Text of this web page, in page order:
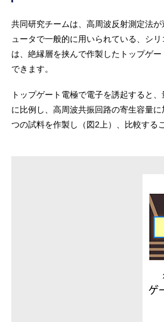
共同研究チームは、高周波反射測定法
ュータで一般的に用いられている、シ
は、絶縁層を挟んで作製したトップゲ
できます。
トップゲート電極で電子を誘起すると
に比例し、高周波共振回路の寄生容量
つの試料を作製し（図2上）、比較する